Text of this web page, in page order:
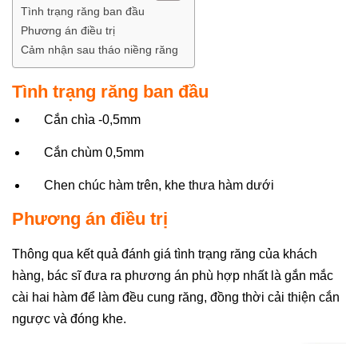
Tình trạng răng ban đầu
Phương án điều trị
Cảm nhận sau tháo niềng răng
Tình trạng răng ban đầu
Cắn chìa -0,5mm
Cắn chùm 0,5mm
Chen chúc hàm trên, khe thưa hàm dưới
Phương án điều trị
Thông qua kết quả đánh giá tình trạng răng của khách
hàng, bác sĩ đưa ra phương án phù hợp nhất là gắn mắc
cài hai hàm để làm đều cung răng, đồng thời cải thiện cắn
ngược và đóng khe.